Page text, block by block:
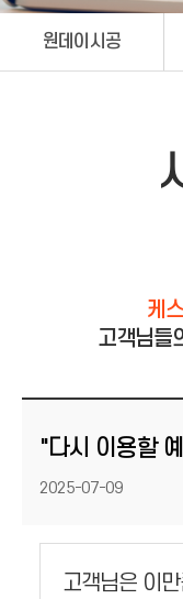
원데이시공
케
고객님들
"다시 이용할
등록일
2025-07-09
고객님은 이